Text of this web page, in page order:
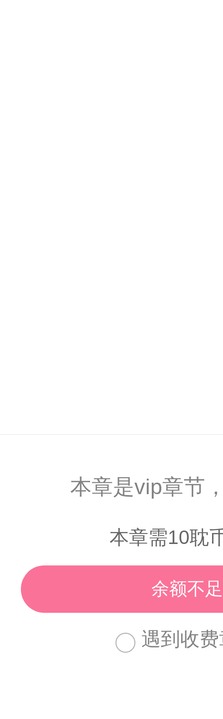
本章是vip章节
本章需10耽
余额不
遇到收